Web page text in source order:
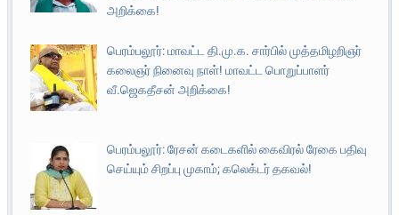
அறிக்கை!
பெரம்பலூர்: மாவட்ட தி.மு.க. சார்பில் முத்தமிழறிஞர்
கலைஞர் நினைவு நாள்! மாவட்ட பொறுப்பாளர்
வீ.ஜெகதீசன் அறிக்கை!
பெரம்பலூர்: ரேசன் கடைகளில் கைவிரல் ரேகை பதிவு
செய்யும் சிறப்பு முகாம்; கலெக்டர் தகவல்!